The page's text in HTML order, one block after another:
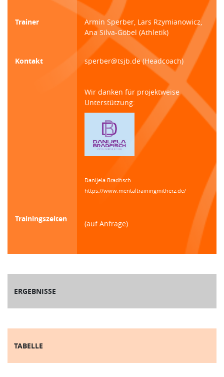
Trainer
Armin Sperber, Lars Rzymianowicz,
Ana Silva-Göbel (Athletik)
Kontakt sperber@tsjb.de (Headcoach)
Wir danken für projektweise
Unterstützung:
Danijela Bradfisch
https://www.mentaltrainingmitherz.de/
Trainingszeiten
(auf Anfrage)
ERGEBNISSE
TABELLE